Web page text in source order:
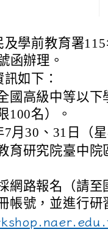
學前教育署
函辦理。
如下：
國高級中等以
100名）。
7月30、31日（
育研究院臺中
網路報名（請
帳號，並進行研